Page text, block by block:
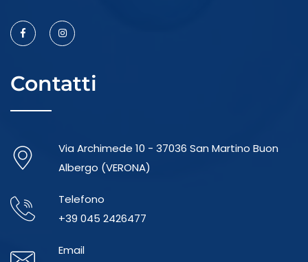
Contatti
Via Archimede 10 - 37036 San Martino Buon
Albergo (VERONA)
Telefono
+39 045 2426477
Email